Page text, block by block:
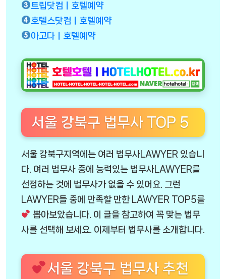
트립닷컴ㅣ호텔예약
호텔스닷컴ㅣ호텔예약
아고다ㅣ호텔예약
서울 강북구 법무사 TOP 5
서울 강북구지역에는 여러 법무사LAWYER 있습니
다. 여러 법무사 중에 능력있는 법무사LAWYER를
선정하는 것에 법무사가 없을 수 있어요. 그런
LAWYER들 중에 만족할 만한 LAWYER TOP5를
뽑아보았습니다. 이 글을 참고하여 꼭 맞는 법무
사를 선택해 보세요. 이제부터 법무사를 소개합니다.
서울 강북구 법무사 추천